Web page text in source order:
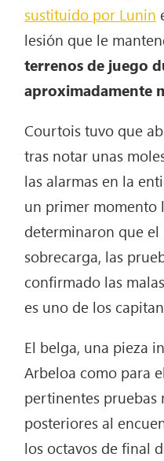
sustituido por Lunin
lesión que le
terrenos de juego
aproximadamente
Courtois tuvo que
tras notar unas
las alarmas en la
un primer momento
determinaron que
sobrecarga, las
confirmado las
es uno de los
El belga, una pieza
Arbeloa como para
pertinentes pruebas
posteriores al
los octavos de final